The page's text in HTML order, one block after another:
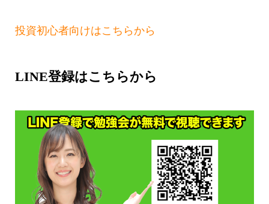
投資初心者向けはこちらから
LINE登録はこちらから